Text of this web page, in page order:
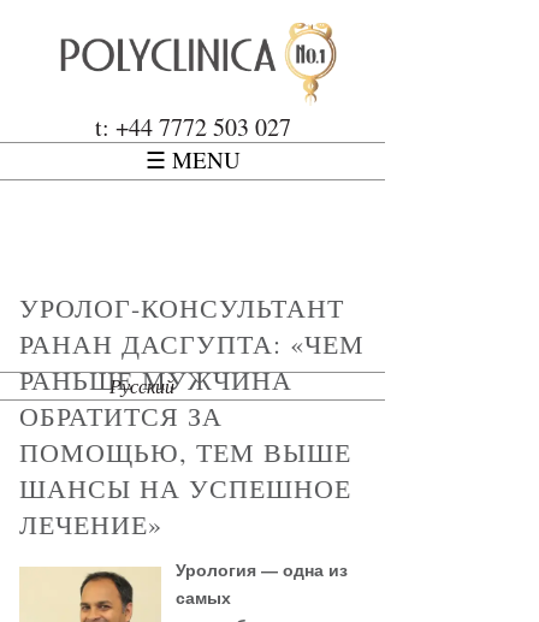
Polyclinica
t: +44 7772 503 027
Русский
УРОЛОГ-КОНСУЛЬТАНТ
РАНАН ДАСГУПТА: «ЧЕМ
РАНЬШЕ МУЖЧИНА
ОБРАТИТСЯ ЗА
ПОМОЩЬЮ, ТЕМ ВЫШЕ
ШАНСЫ НА УСПЕШНОЕ
ЛЕЧЕНИЕ»
Урология — одна из
самых